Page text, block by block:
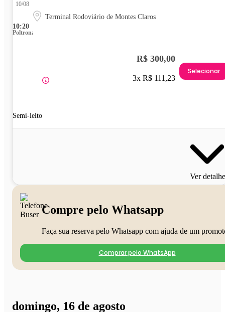
10:20
10/08
Terminal Rodoviário de Montes Claros
Poltrona
Semi-leito
R$ 300,00
3x R$ 111,23
Selecionar
Ver
Compre pelo Whatsapp
Faça sua reserva pelo Whatsapp com ajuda de um
Comprar pelo WhatsApp
domingo, 16 de agosto